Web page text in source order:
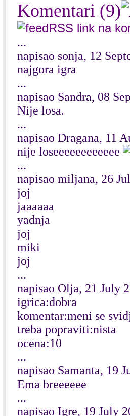
Komentari (9)
RSS link na
...
napisao sonja, 12
najgora igra
...
napisao Sandra, 08
Nije losa.
...
napisao Dragana, 11
nije loseeeeeeeeeeee
...
napisao miljana, 26
joj
jaaaaaa
yadnja
joj
miki
joj
...
napisao Olja, 21 July
igrica:dobra
komentar:meni se
treba popraviti:nista
ocena:10
...
napisao Samanta, 19
Ema breeeeee
...
napisao Igre, 19 July